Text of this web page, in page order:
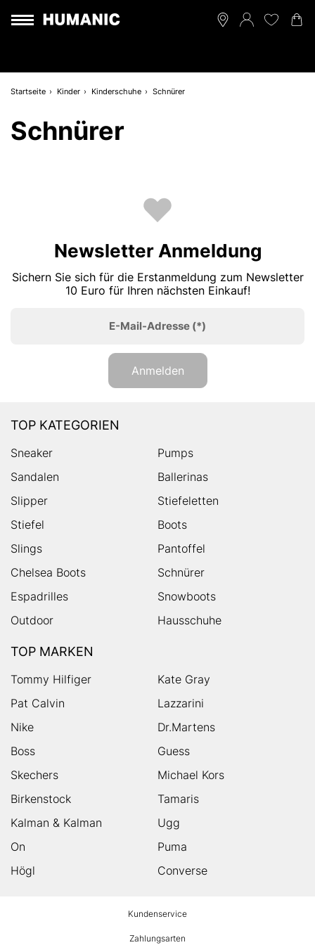
Startseite Kinder Kinderschuhe Schnürer
Schnürer
Newsletter Anmeldung
Sichern Sie sich für die Erstanmeldung zum Newsletter
10 Euro für Ihren nächsten Einkauf!
E-Mail-Adresse (*)
Anmelden
TOP KATEGORIEN
Sneaker
Pumps
Sandalen
Ballerinas
Slipper
Stiefeletten
Stiefel
Boots
Slings
Pantoffel
Chelsea Boots
Schnürer
Espadrilles
Snowboots
Outdoor
Hausschuhe
TOP MARKEN
Tommy Hilfiger
Kate Gray
Pat Calvin
Lazzarini
Nike
Dr.Martens
Boss
Guess
Skechers
Michael Kors
Birkenstock
Tamaris
Kalman & Kalman
Ugg
On
Puma
Högl
Converse
Kundenservice
Zahlungsarten